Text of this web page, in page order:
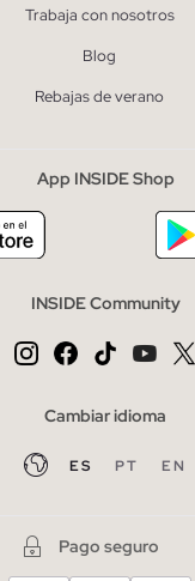
Trabaja con nosotros
Blog
Rebajas de verano
App INSIDE Shop
INSIDE Community
Cambiar idioma
ES PT EN
Pago seguro